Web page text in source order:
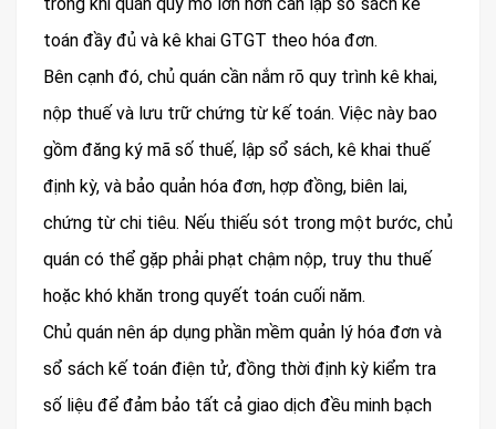
toán đầy đủ và kê khai GTGT theo hóa đơn.
Bên cạnh đó, chủ quán cần nắm rõ quy trình kê khai,
nộp thuế và lưu trữ chứng từ kế toán. Việc này bao
gồm đăng ký mã số thuế, lập sổ sách, kê khai thuế
định kỳ, và bảo quản hóa đơn, hợp đồng, biên lai,
chứng từ chi tiêu. Nếu thiếu sót trong một bước, chủ
quán có thể gặp phải phạt chậm nộp, truy thu thuế
hoặc khó khăn trong quyết toán cuối năm.
Chủ quán nên áp dụng phần mềm quản lý hóa đơn và
sổ sách kế toán điện tử, đồng thời định kỳ kiểm tra
số liệu để đảm bảo tất cả giao dịch đều minh bạch